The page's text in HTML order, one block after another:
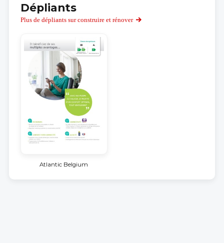
Dépliants
Plus de dépliants sur construire et rénover
Atlantic Belgium